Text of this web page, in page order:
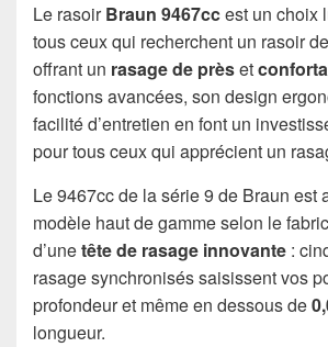
Le rasoirBraun 9467ccest un choix
tous ceux qui recherchent un rasoir
offrant un rasage de prèset
fonctions avancées, son design
facilité d’entretien en font un
pour tous ceux qui apprécient un
Le 9467cc de la série 9 de Braun est
modèle haut de gamme selon le
d’unetête de rasage innovante :
rasage synchronisés saisissent vos
profondeur et même en dessous de
longueur.